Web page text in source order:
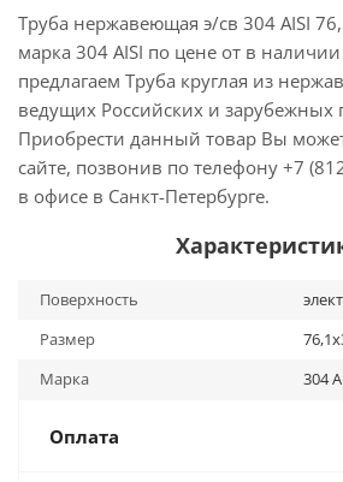
Труба нержавеющая э/св 304 AISI
марка 304 AISI по цене от в
предлагаем Труба круглая из
ведущих Российских и зарубежных
Приобрести данный товар Вы
сайте, позвонив по телефону +7
в офисе в Санкт-Петербурге.
Поверхность
Размер
Марка
304
Оплата